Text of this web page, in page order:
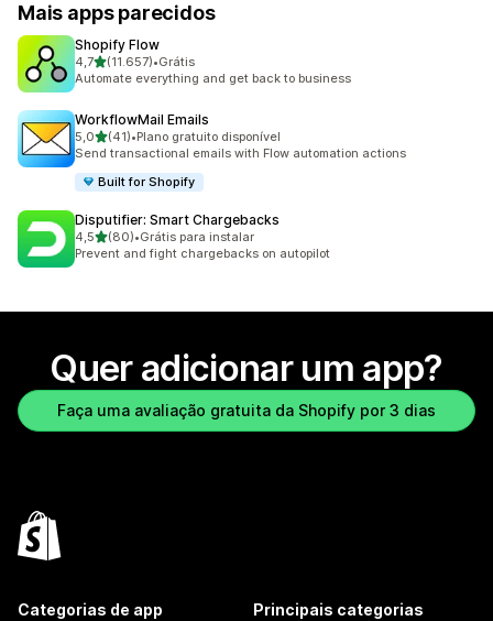
Mais apps parecidos
Shopify Flow
4,7de 5 estrelas
(11.657)
11657 avaliações ao todo
•Grátis
Automate everything and get back to business
WorkflowMail Emails
5,0de 5 estrelas
(41)
41 avaliações ao todo
•Plano gratuito disponível
Send transactional emails with Flow automation actions
Built for Shopify
Disputifier: Smart Chargebacks
4,5de 5 estrelas
(80)
80 avaliações ao todo
•Grátis para instalar
Prevent and fight chargebacks on autopilot
Quer adicionar um app?
Faça uma avaliação gratuita da Shopify por 3 dias
Categorias de app Principais categorias